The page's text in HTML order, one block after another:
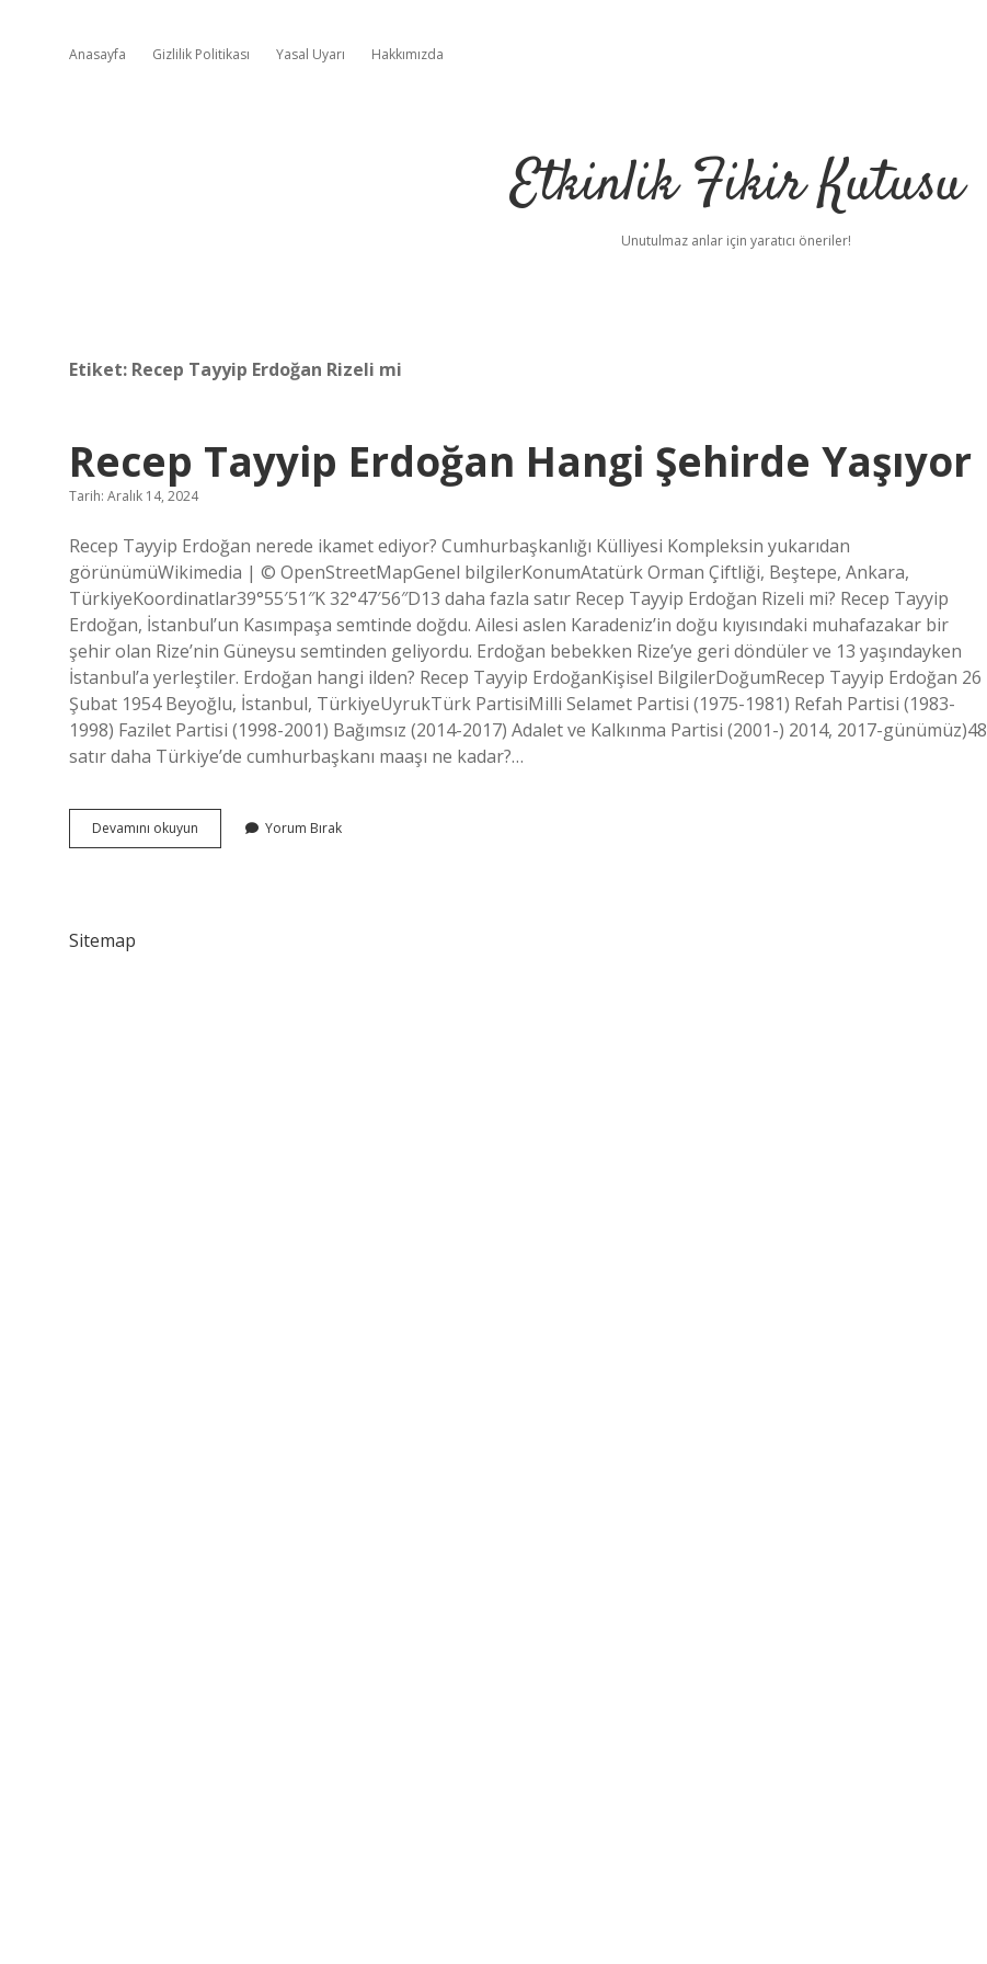
Anasayfa Gizlilik Politikası Yasal Uyarı Hakkımızda
Etkinlik Fikir Kutusu
Unutulmaz anlar için yaratıcı öneriler!
Etiket: Recep Tayyip Erdoğan Rizeli mi
Recep Tayyip Erdoğan Hangi Şehirde Yaşıyor
Tarih: Aralık 14, 2024
Recep Tayyip Erdoğan nerede ikamet ediyor? Cumhurbaşkanlığı Külliyesi Kompleksin yukarıdan
görünümüWikimedia | © OpenStreetMapGenel bilgilerKonumAtatürk Orman Çiftliği, Beştepe, Ankara,
TürkiyeKoordinatlar39°55′51″K 32°47′56″D13 daha fazla satır Recep Tayyip Erdoğan Rizeli mi? Recep Tayyip
Erdoğan, İstanbul’un Kasımpaşa semtinde doğdu. Ailesi aslen Karadeniz’in doğu kıyısındaki muhafazakar bir
şehir olan Rize’nin Güneysu semtinden geliyordu. Erdoğan bebekken Rize’ye geri döndüler ve 13 yaşındayken
İstanbul’a yerleştiler. Erdoğan hangi ilden? Recep Tayyip ErdoğanKişisel BilgilerDoğumRecep Tayyip Erdoğan 26
Şubat 1954 Beyoğlu, İstanbul, TürkiyeUyrukTürk PartisiMilli Selamet Partisi (1975-1981) Refah Partisi (1983-
1998) Fazilet Partisi (1998-2001) Bağımsız (2014-2017) Adalet ve Kalkınma Partisi (2001-) 2014, 2017-günümüz)48
satır daha Türkiye’de cumhurbaşkanı maaşı ne kadar?…
Devamını okuyun
Tayyip
Yorum Bırak
Sitemap